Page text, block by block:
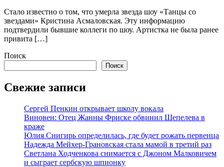
Стало известно о том, что умерла звезда шоу «Танцы со
звездами» Кристина Асмаловская. Эту информацию
подтвердили бывшие коллеги по шоу. Артистка не была ранее
привита […]
Поиск
Поиск
Свежие записи
Сергей Пенкин открывает школу вокала
Виновен: Отец Жанны Фриске обвинил Шепелева в
краже
Юлия Снигирь определилась, где будет рожать первенца
Надежда Мейхер-Грановская стала мамой в третий раз
Светлана Ходченкова снимается с Джоном Малковичем
и сыграет сербскую шпионку